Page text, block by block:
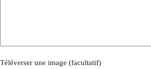
Téléverser une image (facultatif)